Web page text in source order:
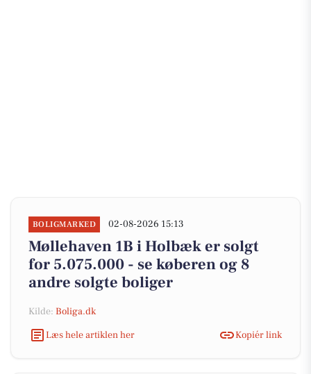
BOLIGMARKED 02-08-2026 15:13
Møllehaven 1B i Holbæk er solgt
for 5.075.000 - se køberen og 8
andre solgte boliger
Kilde: Boliga.dk
Læs hele artiklen her
Kopiér link